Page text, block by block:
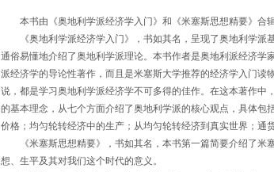
本书由《奥地利学派经济学入门》和《米塞斯思想精要》合辑
《奥地利学派经济学入门》，书如其名，呈现了奥地利学
通俗易懂地介绍了奥地利学派理论。本书作者是奥地利派经济学
派经济学的导论性著作，而且是米塞斯大学推荐的经济学入门
说，都是学习奥地利学派经济学不可多得的佳作。在这本著作中
的基本理念，从七个方面介绍了奥地利学派的核心观点，具体
价格；均匀轮转经济中的生产；从均匀轮转经济到真实世界；通
《米塞斯思想精要》，书如其名，本书第一篇简要介绍了
想、生平及其对我们这个时代的意义。